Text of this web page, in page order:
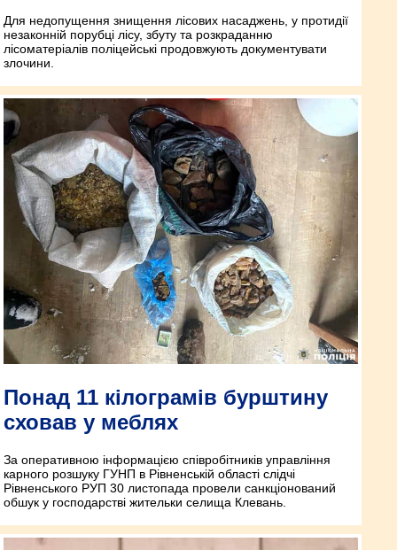
Для недопущення знищення лісових насаджень, у протидії
незаконній порубці лісу, збуту та розкраданню
лісоматеріалів поліцейські продовжують документувати
злочини.
Понад 11 кілограмів бурштину
сховав у меблях
За оперативною інформацією співробітників управління
карного розшуку ГУНП в Рівненській області слідчі
Рівненського РУП 30 листопада провели санкціонований
обшук у господарстві жительки селища Клевань.